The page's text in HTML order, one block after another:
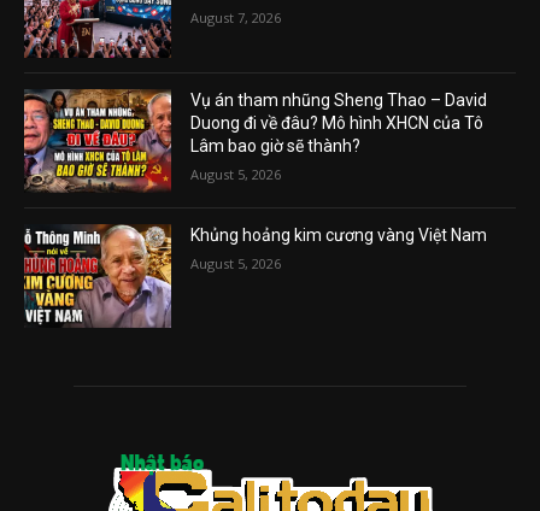
August 7, 2026
Vụ án tham nhũng Sheng Thao – David
Duong đi về đâu? Mô hình XHCN của Tô
Lâm bao giờ sẽ thành?
August 5, 2026
Khủng hoảng kim cương vàng Việt Nam
August 5, 2026